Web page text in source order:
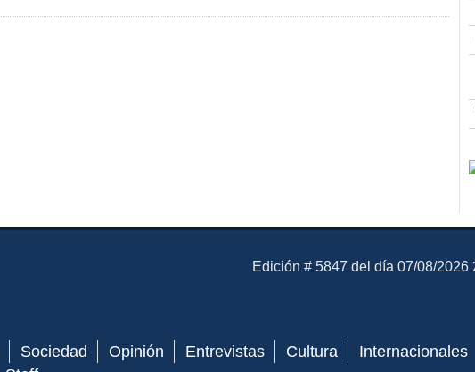
El Mensajero Diario
Edición # 5847 del día 07/08/2026
Sociedad Opinión Entrevistas Cultura Internacionales